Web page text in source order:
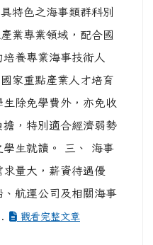
特色之海事類群科別
業專業領域，配合國
養專業海事技術人
家重點產業人才培育
除免學費外，亦免收
，特別適合經濟弱勢
學生就讀。 三、 海事
求量大，薪資待遇優
航運公司及相關海事
觀看完整文章